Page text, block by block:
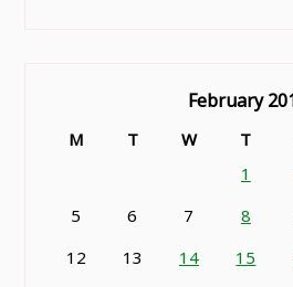
February
M T W T
1
5
6 7 8
12
13 14 15